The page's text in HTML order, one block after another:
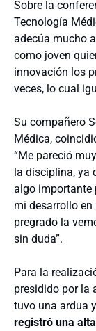
Sobre la
Tecnología
adecúa mucho
como joven
innovación los
veces, lo cual
Su compañero
Médica,
“Me pareció
la disciplina, ya
algo importante
mi desarrollo
pregrado la
sin duda”.
Para la
presidido por la
tuvo una ardua
registró una